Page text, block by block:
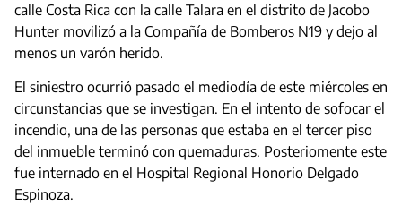
calle Costa Rica con la calle Talara en el distrito de Jacobo
Hunter movilizó a la Compañía de Bomberos N19 y dejo al
menos un varón herido.
El siniestro ocurrió pasado el mediodía de este miércoles en
circunstancias que se investigan. En el intento de sofocar el
incendio, una de las personas que estaba en el tercer piso
del inmueble terminó con quemaduras. Posteriomente este
fue internado en el Hospital Regional Honorio Delgado
Espinoza.